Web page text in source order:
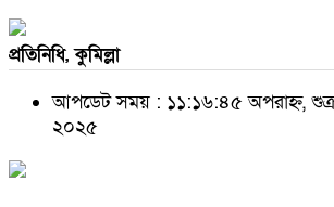
প্রতিনিধি, কুমিল্লা
আপডেট সময় : ১১:১৬:৪৫ অপরাহ্ন,
২০২৫